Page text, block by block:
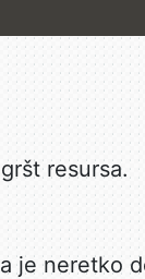
resursa.
je neretko